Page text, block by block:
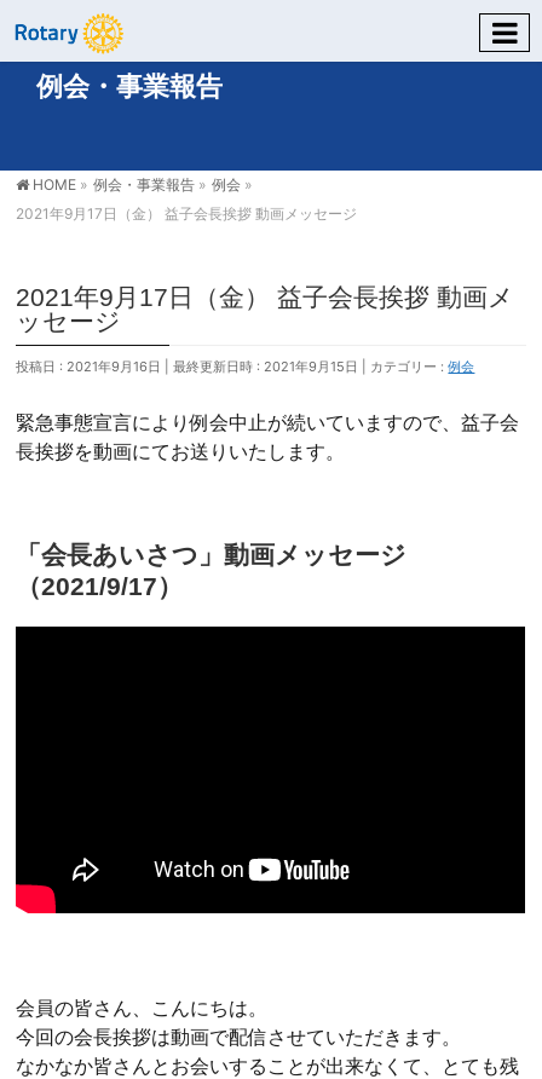
例会・事業報告
HOME » 例会・事業報告 » 例会 »
2021年9月17日（金） 益子会長挨拶 動画メッセージ
2021年9月17日（金） 益子会長挨拶 動画メ
ッセージ
投稿日 : 2021年9月16日 最終更新日時 : 2021年9月15日 カテゴリー :例会
緊急事態宣言により例会中止が続いていますので、益子会
長挨拶を動画にてお送りいたします。
「会長あいさつ」動画メッセージ
（2021/9/17）
会員の皆さん、こんにちは。
今回の会長挨拶は動画で配信させていただきます。
なかなか皆さんとお会いすることが出来なくて、とても残